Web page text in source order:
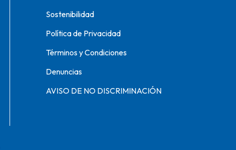
Sostenibilidad
Política de Privacidad
Términos y Condiciones
Denuncias
AVISO DE NO DISCRIMINACIÓN